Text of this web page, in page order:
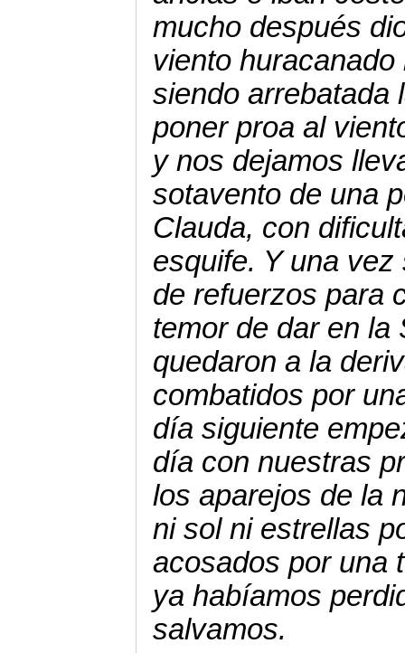
mucho después
viento
siendo arrebatada
poner proa al
y nos dejamos
sotavento de una
Clauda, con
esquife. Y una
de refuerzos para
temor de dar en la
quedaron a la
combatidos por
día siguiente
día con nuestras
los aparejos de la
ni sol ni estrellas
acosados por una
ya habíamos
salvamos.